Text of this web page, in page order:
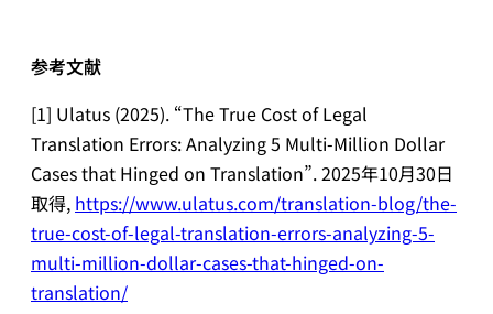
参考文献
[1] Ulatus (2025). “The True Cost of Legal
Translation Errors: Analyzing 5 Multi-Million Dollar
Cases that Hinged on Translation”. 2025年10月30日
取得, https://www.ulatus.com/translation-blog/the-
true-cost-of-legal-translation-errors-analyzing-5-
multi-million-dollar-cases-that-hinged-on-
translation/